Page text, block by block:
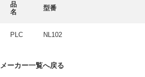
サービス内容
INTERVIEW
品
名
型番
PLC NL102
メーカー一覧へ戻る